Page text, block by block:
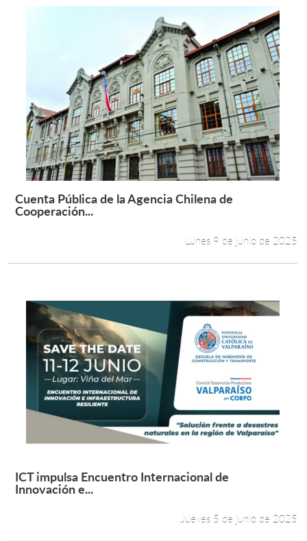
Leer más +
Cuenta Pública de la Agencia Chilena de
Cooperación...
Lunes 9 de junio de 2025
Leer más +
ICT impulsa Encuentro Internacional de
Innovación e...
Jueves 5 de junio de 2025